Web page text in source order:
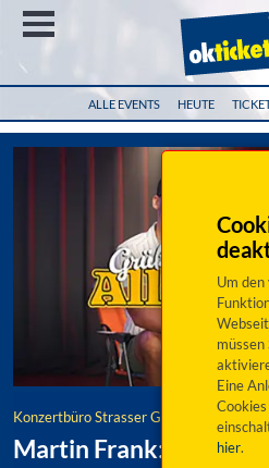
ALLE EVENTS HEUTE
Um den
müssen
Eine
hier.
Konzertbüro Strasser GmbH & Co. KG
Martin Frank: Grüße